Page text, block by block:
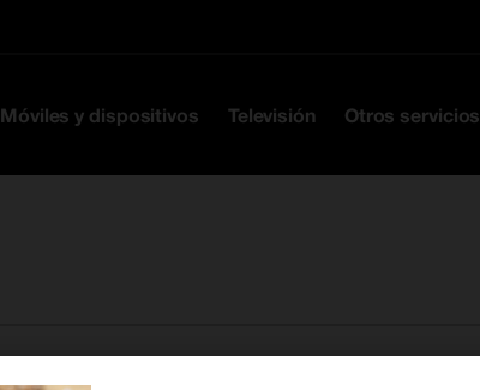
Móviles y dispositivos Televisión Otros servicios